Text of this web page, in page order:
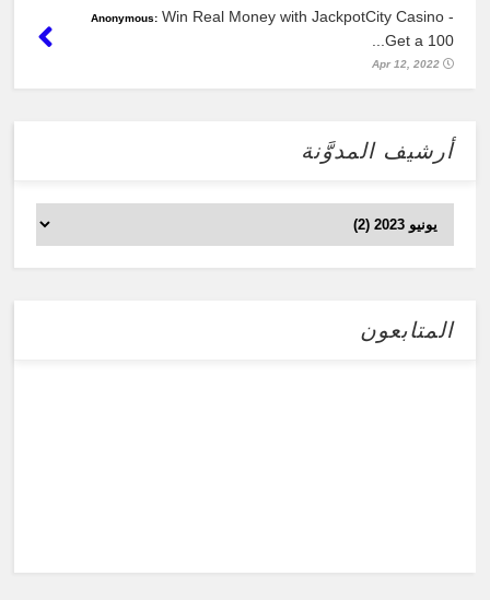
Anonymous: Win Real Money with JackpotCity Casino -
Get a 100...
Apr 12, 2022
أرشيف المدوَّنة
المتابعون